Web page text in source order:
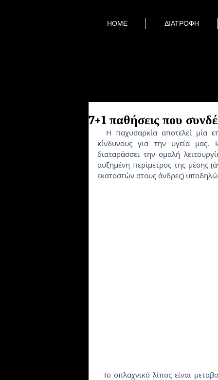
7+1 παθήσεις που
κίνδυνους για την υγεία μας.
διαταράσσει την ομαλή
αυξημένη περίμετρος της μέσης
εκατοστών στους άνδρες)
HOME ΔΙΑΤΡΟΦΗ